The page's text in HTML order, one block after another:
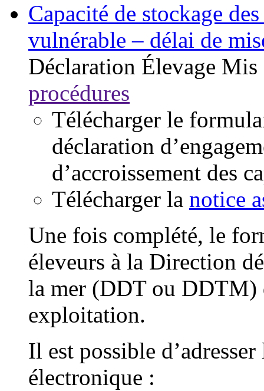
Capacité de stockage
vulnérable – délai de
Déclaration Élevage Mis
procédures
Télécharger le
déclaration
d’accroissement des
Télécharger la notice
Une fois complété, le
éleveurs à la Direction
la mer (DDT ou DDTM)
exploitation.
Il est possible
électronique :